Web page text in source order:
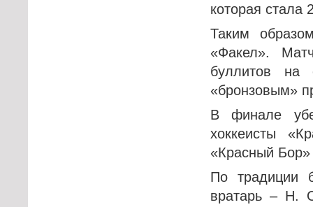
которая стала
Таким
«Факел».
буллитов на
«бронзовым»
В финале
хоккеисты
«Красный Бор»
По традиции
вратарь – Н.